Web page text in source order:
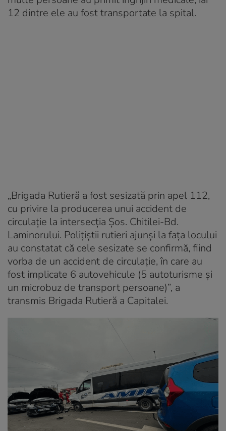
12 dintre ele au fost transportate la spital.
„Brigada Rutieră a fost sesizată prin apel 112,
cu privire la producerea unui accident de
circulaţie la intersecţia Şos. Chitilei-Bd.
Laminorului. Poliţiştii rutieri ajunşi la faţa locului
au constatat că cele sesizate se confirmă, fiind
vorba de un accident de circulaţie, în care au
fost implicate 6 autovehicule (5 autoturisme şi
un microbuz de transport persoane)”, a
transmis Brigada Rutieră a Capitalei.